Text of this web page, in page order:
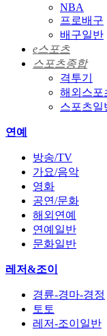
NBA
프로배구
배구일반
e스포츠
스포츠종합
격투기
해외스포
스포츠일
연예
방송/TV
가요/음악
영화
공연/문화
해외연예
연예일반
문화일반
레저&조이
경륜-경마-경정
토토
레저-조이일반